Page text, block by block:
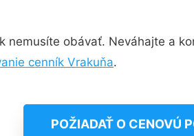
nemusíte obávať. Neváhajte a
cenník Vrakuňa.
POŽIADAŤ O CENOVÚ